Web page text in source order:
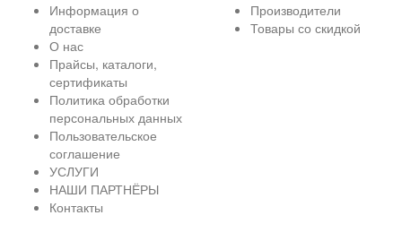
Информация о
доставке
О нас
Прайсы, каталоги,
сертификаты
Политика обработки
персональных данных
Пользовательское
соглашение
УСЛУГИ
НАШИ ПАРТНЁРЫ
Контакты
Производители
Товары со скидкой